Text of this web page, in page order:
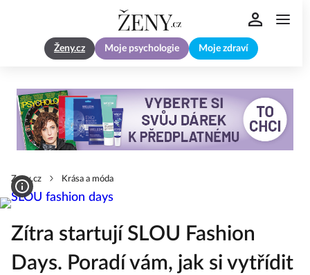
Ženy.cz Moje psychologie Moje zdraví
Zeny.cz Krása a móda
Zítra startují SLOU Fashion
Days. Poradí vám, jak si vytřídit